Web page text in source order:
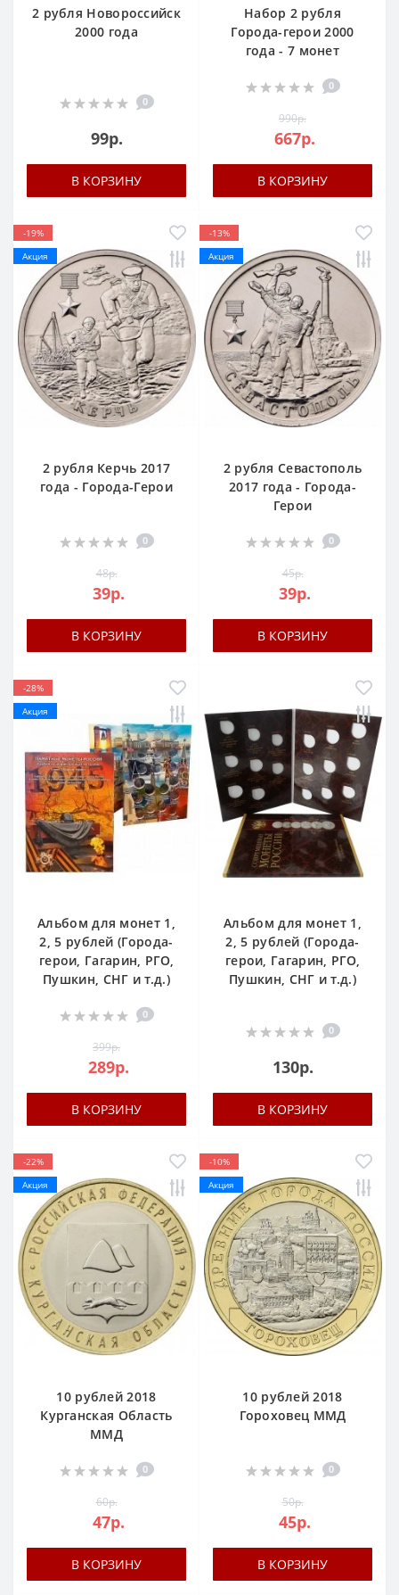
2 рубля Новороссийск
2000 года
0
99р.
В КОРЗИНУ
Набор 2 рубля
Города-герои 2000
года - 7 монет
0
990р.
667р.
В КОРЗИНУ
-19%
Акция
2 рубля Керчь 2017
года - Города-Герои
0
48р.
39р.
В КОРЗИНУ
-13%
Акция
2 рубля Севастополь
2017 года - Города-
Герои
0
45р.
39р.
В КОРЗИНУ
-28%
Акция
Альбом для монет 1,
2, 5 рублей (Города-
герои, Гагарин, РГО,
Пушкин, СНГ и т.д.)
0
399р.
289р.
В КОРЗИНУ
Альбом для монет 1,
2, 5 рублей (Города-
герои, Гагарин, РГО,
Пушкин, СНГ и т.д.)
0
130р.
В КОРЗИНУ
-22%
Акция
10 рублей 2018
Курганская Область
ММД
0
60р.
47р.
В КОРЗИНУ
-10%
Акция
10 рублей 2018
Гороховец ММД
0
50р.
45р.
В КОРЗИНУ